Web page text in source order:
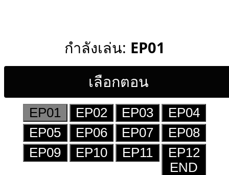
กำลังเล่น: EP01
เลือกตอน
EP01 EP02 EP03
EP04
EP05
EP06 EP07
EP08
EP09
EP10 EP11
EP12
END